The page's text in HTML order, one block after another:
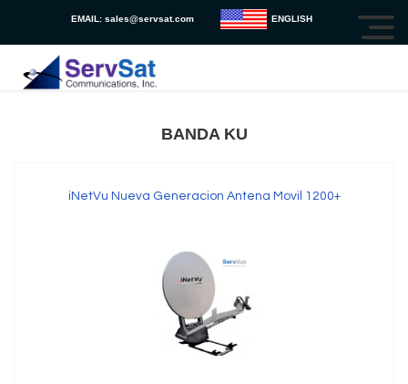
EMAIL: sales@servsat.com ENGLISH
BANDA KU
iNetVu Nueva Generacion Antena Movil 1200+